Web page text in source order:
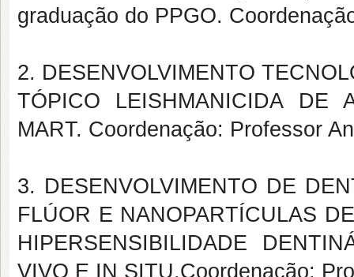
graduação do PPGO.
2. DESENVOLVIMENTO
TÓPICO LEISHMANICIDA DE
MART. Coordenação: Professor
3. DESENVOLVIMENTO DE
FLÚOR E NANOPARTÍCULAS
HIPERSENSIBILIDADE
VIVO E IN SITU.Coordenação: